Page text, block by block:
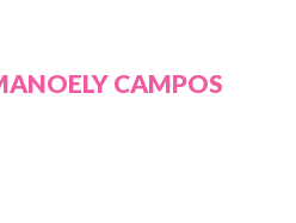
CAMPOS